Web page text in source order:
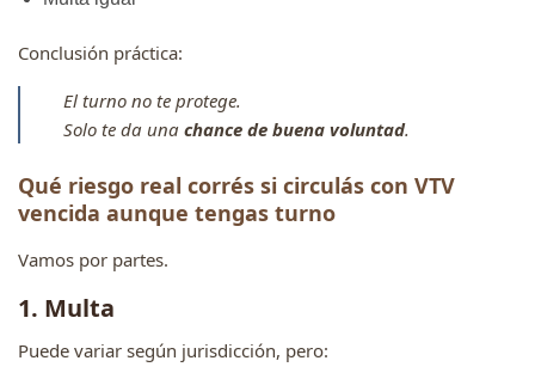
Conclusión práctica:
El turno no te protege.
Solo te da una chance de buena voluntad.
Qué riesgo real corrés si circulás con VTV
vencida aunque tengas turno
Vamos por partes.
1. Multa
Puede variar según jurisdicción, pero: